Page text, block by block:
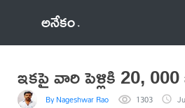
అనేకం
ఇకపై వారి పెళ్లికి 20, 000
By Nageshwar Rao 1303